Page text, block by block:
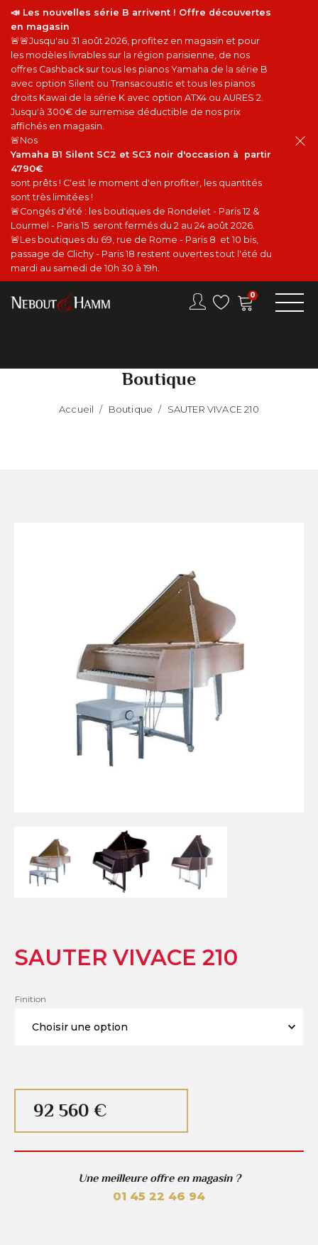
📣 Les nouvelles série B arrivent ! Offre découvertes
en magasin
🚨🚨Jusqu'au 31 août 2026, profitez en magasin et pour
les modèles livrables sur la région parisienne, de nos
offres Cashback sur tous les pianos Yamaha de la série B
avec option Silent ou Transacoustic et tous les pianos
droits Kawai de la série K avec option ATX4 ou AURES 2.
Jusqu'à 300€ de surremise déductible de nos prix
affichés en magasin.
🚨Nos
Yamaha B1 Silent SC2 et SC3 noir d'occasion à partir
4790€
sont prêts ! C'est le moment d'en profiter, les quantités
sont très limitées !
🚨Congés d'été : les boutiques de Rondelet - Paris 12 &
Lourmel - Paris 15 seront fermés du 2 au 24 août 2026.
🚨Les boutiques du 69, rue de Rome - Paris 8 et 10 bis,
passage de Clichy - Paris 18 restent ouvertes tout l'été du
mardi au samedi de 10h 30 à 19h.
0
Boutique
Accueil / Boutique / SAUTER VIVACE 210
SAUTER VIVACE 210
Finition
92 560 €
Une meilleure offre en magasin ?
01 45 22 46 94